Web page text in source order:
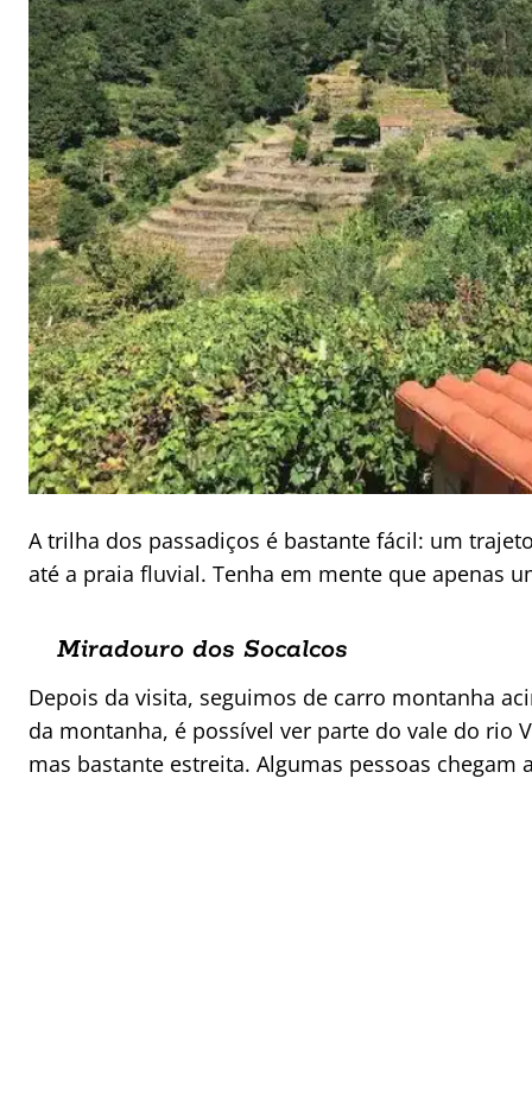
A trilha dos passadiços é bastante fácil: um
até a praia fluvial. Tenha em mente que apenas
Miradouro dos Socalcos
Depois da visita, seguimos de carro montanha
da montanha, é possível ver parte do vale do rio
mas bastante estreita. Algumas pessoas